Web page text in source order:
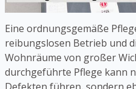
Eine ordnungsgemäße
reibungslosen Betrieb und
Wohnräume von großer
durchgeführte Pflege kann